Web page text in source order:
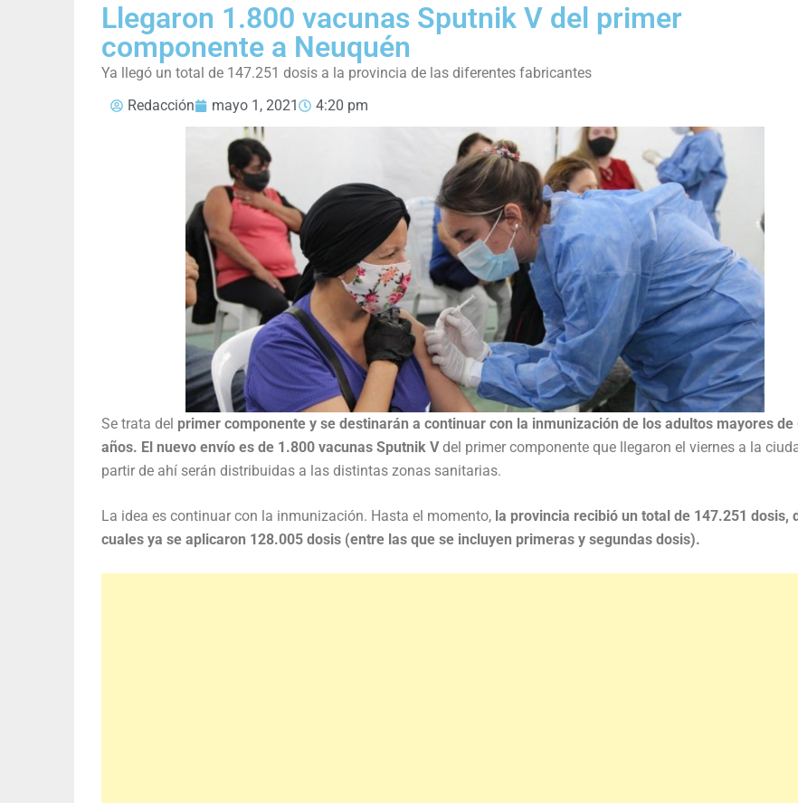
Llegaron 1.800 vacunas Sputnik V del primer
componente a Neuquén
Ya llegó un total de 147.251 dosis a la provincia de las diferentes fabricantes
Redacción
mayo 1, 2021 4:20 pm
Se trata del primer componente y se destinarán a continuar con la inmunización de los adultos mayores de
años. El nuevo envío es de 1.800 vacunas Sputnik Vdel primer componente que llegaron el viernes a la
partir de ahí serán distribuidas a las distintas zonas sanitarias.
La idea es continuar con la inmunización. Hasta el momento, la provincia recibió un total de 147.251 dosis,
cuales ya se aplicaron 128.005 dosis (entre las que se incluyen primeras y segundas dosis).